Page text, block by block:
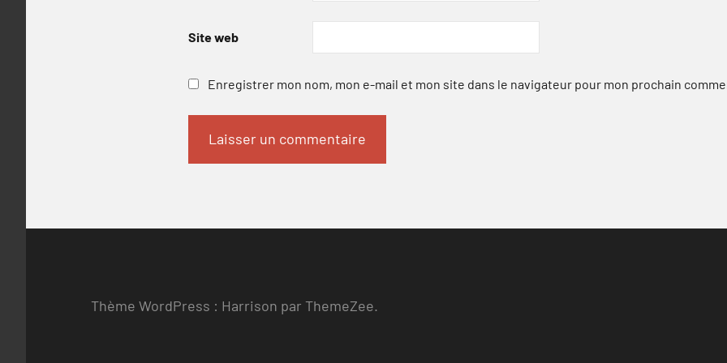
Site web
Enregistrer mon nom, mon e-mail et mon site dans le navigateur pour mon prochain
Thème WordPress : Harrison par ThemeZee.